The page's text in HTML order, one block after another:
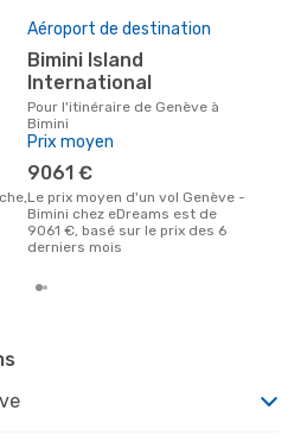
Aéroport de destination
Bimini Island
International
Pour l'itinéraire de Genève à
Bimini
Prix moyen
9061 €
Le prix moyen d'un vol Genève -
Bimini chez eDreams est de
9061 €, basé sur le prix des 6
derniers mois